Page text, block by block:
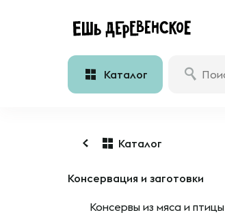
Каталог
Каталог
Консервация и заготовки
Консервы из мяса и птицы